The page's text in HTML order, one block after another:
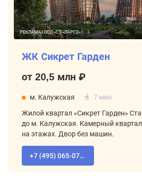
РЕКЛАМА | ООО «СЗ «ЛАРГО»
ЖК Сикрет Гарден
от 20,5 млн ₽
м. Калужская 7 мин.
Жилой квартал «Сикрет Гарден»
до м. Калужская. Камерный
на этажах. Двор без машин.
+7 (495) 065-07-55